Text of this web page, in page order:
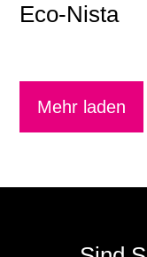
Eco-Nista
Mehr laden